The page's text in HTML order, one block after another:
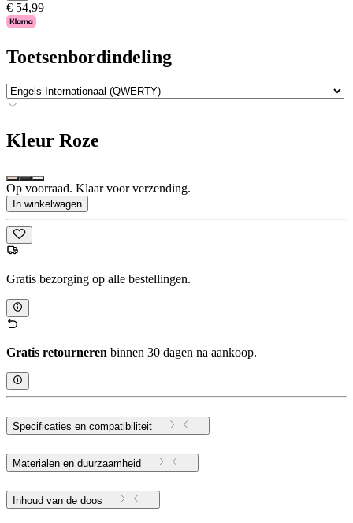
€ 54,99
Toetsenbordindeling
Kleur Roze
Op voorraad. Klaar voor verzending.
In winkelwagen
Gratis bezorging op alle bestellingen.
Gratis retourneren binnen 30 dagen na aankoop.
Specificaties en compatibiliteit
Materialen en duurzaamheid
Inhoud van de doos